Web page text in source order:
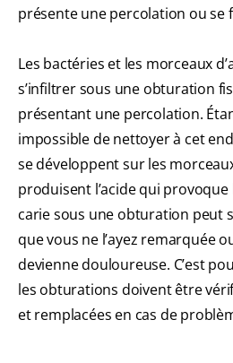
présente une percolation ou se
Les bactéries et les morceaux
s’infiltrer sous une obturation
présentant une percolation.
impossible de nettoyer à cet
se développent sur les
produisent l’acide qui provoque
carie sous une obturation peut
que vous ne l’ayez remarquée
devienne douloureuse. C’est
les obturations doivent être
et remplacées en cas de